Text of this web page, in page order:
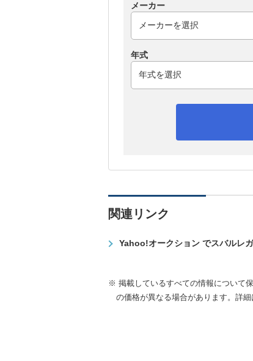
メーカー
年式
関連リンク
Yahoo!オークション でスバルレ
※ 掲載しているすべての情報について
の価格が異なる場合があります。詳